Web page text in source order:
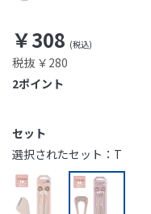
￥308
税抜 ￥280
ポイント
2
セット
選択されたセット：T